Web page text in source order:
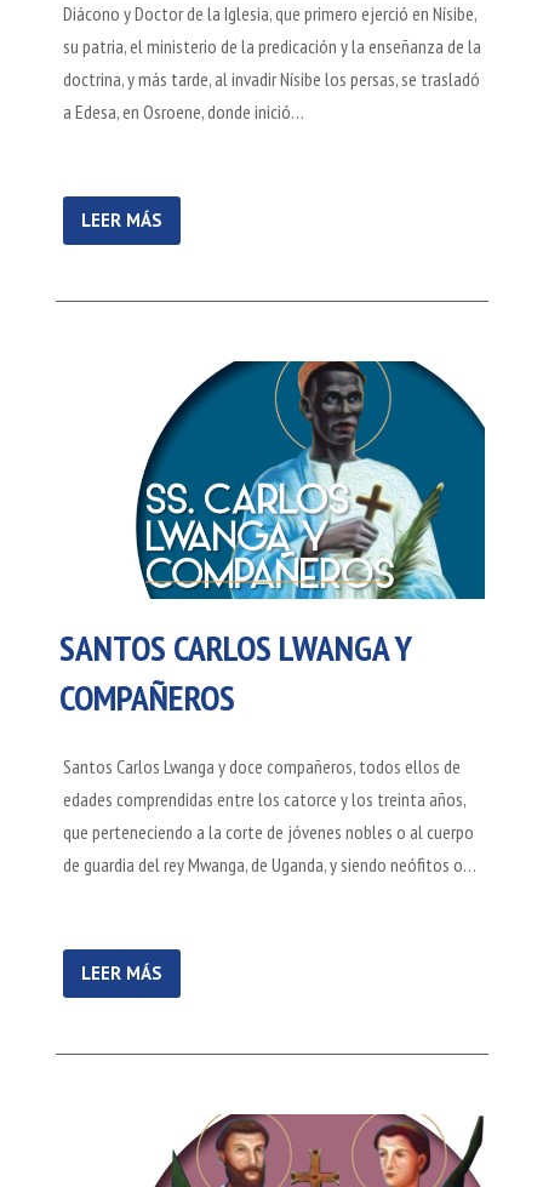
Diácono y Doctor de la Iglesia, que primero ejerció en Nísibe,
su patria, el ministerio de la predicación y la enseñanza de la
doctrina, y más tarde, al invadir Nísibe los persas, se trasladó
a Edesa, en Osroene, donde inició…
LEER MÁS
SANTOS CARLOS LWANGA Y
COMPAÑEROS
Santos Carlos Lwanga y doce compañeros, todos ellos de
edades comprendidas entre los catorce y los treinta años,
que perteneciendo a la corte de jóvenes nobles o al cuerpo
de guardia del rey Mwanga, de Uganda, y siendo neófitos o…
LEER MÁS